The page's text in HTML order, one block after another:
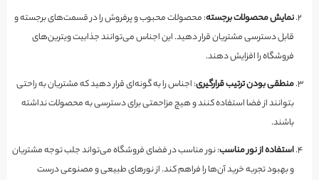
نمایش محصولات برجسته: محصولات محبوب و پرفروش را در قسمت‌های برجسته و
قابل دسترسی مشتریان قرار دهید. این اجناس می‌توانند جذابیت ویترین‌های
فروشگاه را افزایش دهند.
منطقی بودن ترتیب قرارگیری: اجناس را به گونه‌ای قرار دهید که مشتریان به راحتی
بتوانند از فضا استفاده کنند و هیچ مزاحمتی برای دسترسی به محصولات نداشته
باشند.
استفاده از نور مناسب: نور مناسب در فضای فروشگاه می‌تواند جلب توجه مشتریان
و بهبود تجربه خرید آن‌ها را فراهم کند. از نورهای طبیعی و مصنوعی درست